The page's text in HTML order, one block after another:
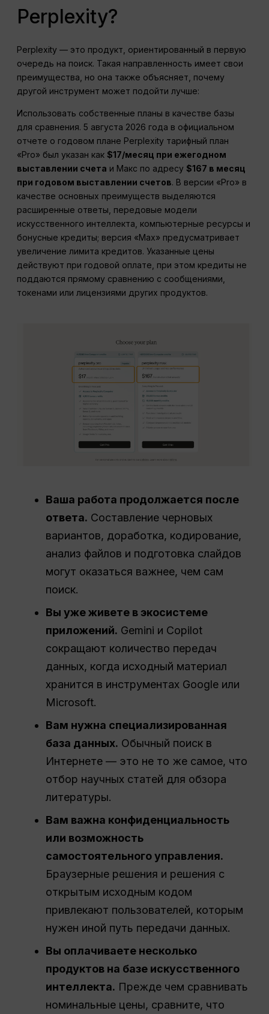
Perplexity?
Perplexity — это продукт, ориентированный в первую
очередь на поиск. Такая направленность имеет свои
преимущества, но она также объясняет, почему
другой инструмент может подойти лучше:
Использовать собственные планы в качестве базы
для сравнения. 5 августа 2026 года в официальном
отчете о годовом плане Perplexity тарифный план
«Pro» был указан как$17/месяц при ежегодном
выставлении счета и Макс по адресу$167 в месяц
при годовом выставлении счетов. В версии «Pro» в
качестве основных преимуществ выделяются
расширенные ответы, передовые модели
искусственного интеллекта, компьютерные ресурсы и
бонусные кредиты; версия «Max» предусматривает
увеличение лимита кредитов. Указанные цены
действуют при годовой оплате, при этом кредиты не
поддаются прямому сравнению с сообщениями,
токенами или лицензиями других продуктов.
Ваша работа продолжается после
ответа. Составление черновых
вариантов, доработка, кодирование,
анализ файлов и подготовка слайдов
могут оказаться важнее, чем сам
поиск.
Вы уже живете в экосистеме
приложений. Gemini и Copilot
сокращают количество передач
данных, когда исходный материал
хранится в инструментах Google или
Microsoft.
Вам нужна специализированная
база данных. Обычный поиск в
Интернете — это не то же самое, что
отбор научных статей для обзора
литературы.
Вам важна конфиденциальность
или возможность
самостоятельного управления.
Браузерные решения и решения с
открытым исходным кодом
привлекают пользователей, которым
нужен иной путь передачи данных.
Вы оплачиваете несколько
продуктов на базе искусственного
интеллекта. Прежде чем сравнивать
номинальные цены, сравните, что